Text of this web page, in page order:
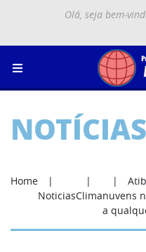
Olá, seja bem-
Menu
NOTÍCIAS
Home
NoticiasClimanuvens
a